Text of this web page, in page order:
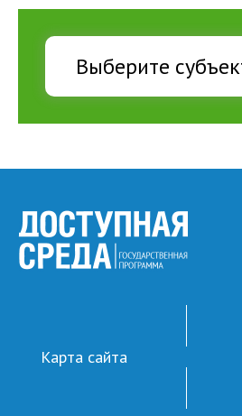
Карта сайта